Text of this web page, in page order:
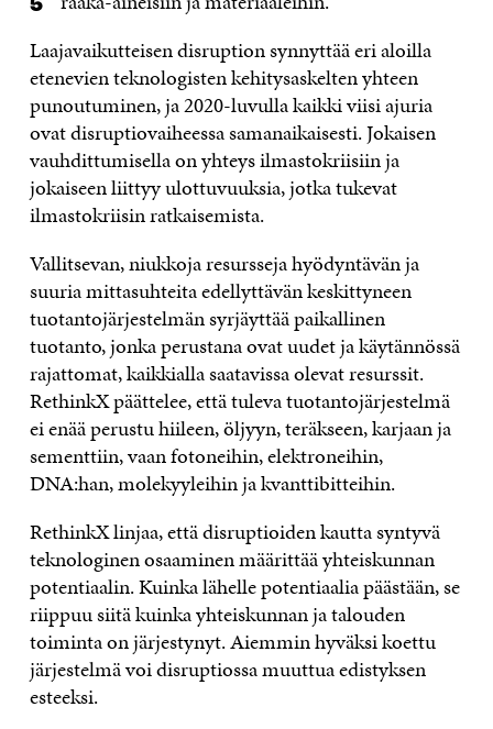
Laajavaikutteisen disruption synnyttää eri aloilla
etenevien teknologisten kehitysaskelten yhteen
punoutuminen, ja 2020-luvulla kaikki viisi ajuria
ovat disruptiovaiheessa samanaikaisesti. Jokaisen
vauhdittumisella on yhteys ilmastokriisiin ja
jokaiseen liittyy ulottuvuuksia, jotka tukevat
ilmastokriisin ratkaisemista.
Vallitsevan, niukkoja resursseja hyödyntävän ja
suuria mittasuhteita edellyttävän keskittyneen
tuotantojärjestelmän syrjäyttää paikallinen
tuotanto, jonka perustana ovat uudet ja käytännössä
rajattomat, kaikkialla saatavissa olevat resurssit.
RethinkX päättelee, että tuleva tuotantojärjestelmä
ei enää perustu hiileen, öljyyn, teräkseen, karjaan ja
sementtiin, vaan fotoneihin, elektroneihin,
DNA:han, molekyyleihin ja kvanttibitteihin.
RethinkX linjaa, että disruptioiden kautta syntyvä
teknologinen osaaminen määrittää yhteiskunnan
potentiaalin. Kuinka lähelle potentiaalia päästään, se
riippuu siitä kuinka yhteiskunnan ja talouden
toiminta on järjestynyt. Aiemmin hyväksi koettu
järjestelmä voi disruptiossa muuttua edistyksen
esteeksi.